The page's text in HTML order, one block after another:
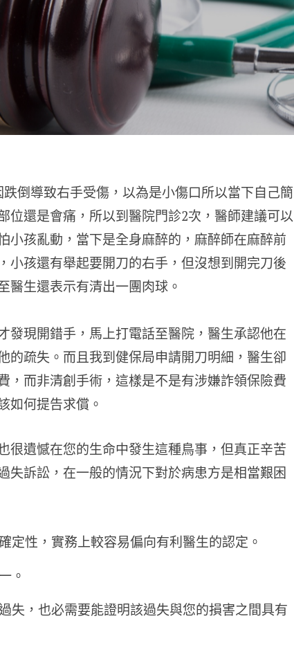
倒導致右手受傷，以為是小傷口所以當下自己簡
位還是會痛，所以到醫院門診2次，醫師建議可以
小孩亂動，當下是全身麻醉的，麻醉師在麻醉前
小孩還有舉起要開刀的右手，但沒想到開完刀後
醫生還表示有清出一團肉球。
發現開錯手，馬上打電話至醫院，醫生承認他在
的疏失。而且我到健保局申請開刀明細，醫生卻
，而非清創手術，這樣是不是有涉嫌詐領保險費
如何提告求償。
很遺憾在您的生命中發生這種鳥事，但真正辛苦
失訴訟，在一般的情況下對於病患方是相當艱困
定性，實務上較容易偏向有利醫生的認定。
。
失，也必需要能證明該過失與您的損害之間具有